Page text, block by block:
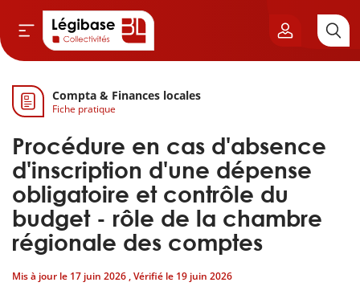
Aller au contenu principal
& Cimetières
& Élu local
& Finances locales
publique
Compta & Finances locales
Fiche pratique
Procédure en cas d'absence
d'inscription d'une dépense
obligatoire et contrôle du
budget - rôle de la chambre
régionale des comptes
Mis à jour le 17 juin 2026 , Vérifié le 19 juin 2026